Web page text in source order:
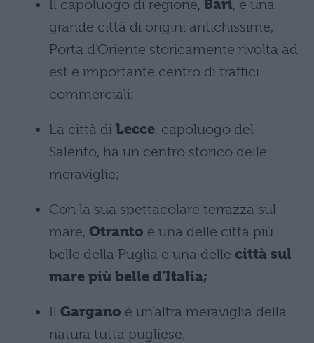
Il capoluogo di regione, Bari, è una
grande città di origini antichissime,
Porta d’Oriente storicamente rivolta ad
est e importante centro di traffici
commerciali;
La città di Lecce, capoluogo del
Salento, ha un centro storico delle
meraviglie;
Con la sua spettacolare terrazza sul
mare, Otranto è una delle città più
belle della Puglia e una delle città sul
mare più belle d’Italia;
Il Gargano è un’altra meraviglia della
natura tutta pugliese;